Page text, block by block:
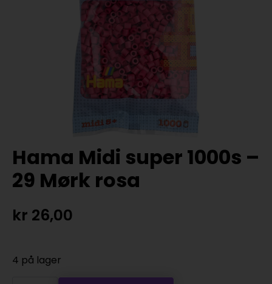
Hama Midi super 1000s –
29 Mørk rosa
kr 26,00
4 på lager